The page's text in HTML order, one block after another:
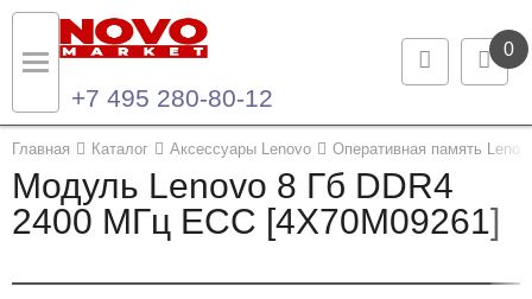
0
+7 495 280-80-12
Главная Каталог Аксессуары Lenovo Оперативная память
Модуль Lenovo 8 Гб DDR4
2400 МГц ECC [4X70M09261]
Назад
Каталог продукции
Назад
Контакты